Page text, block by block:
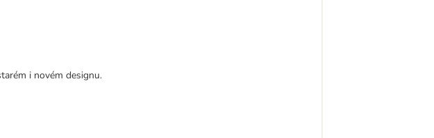
i novém designu.